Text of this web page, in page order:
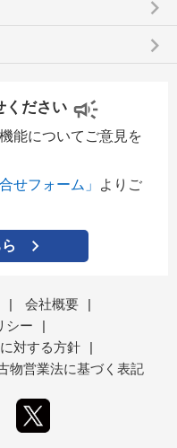
keyboard_arrow_right
keyboard_arrow_right
ください
能についてご意見を
せフォーム」
よりご
| 会社概要
|
シー
|
対する方針
|
物営業法に基づく表記